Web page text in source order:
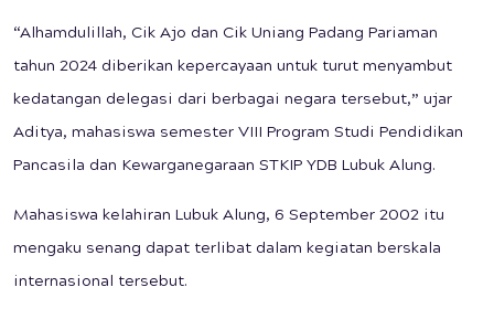
“Alhamdulillah, Cik Ajo dan Cik Uniang Padang Pariaman
tahun 2024 diberikan kepercayaan untuk turut menyambut
kedatangan delegasi dari berbagai negara tersebut,” ujar
Aditya, mahasiswa semester VIII Program Studi Pendidikan
Pancasila dan Kewarganegaraan STKIP YDB Lubuk Alung.
Mahasiswa kelahiran Lubuk Alung, 6 September 2002 itu
mengaku senang dapat terlibat dalam kegiatan berskala
internasional tersebut.